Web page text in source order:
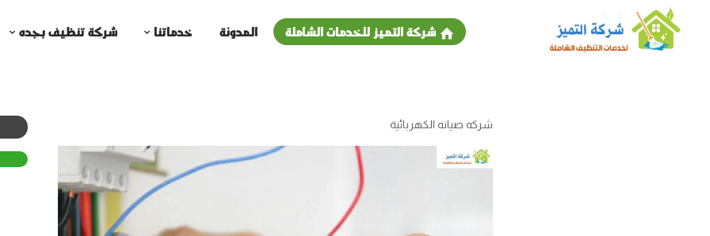
شركة التميز للخدمات الشاملة المدونة خدماتنا شركة تنظيف بجده
شركه صيانه الكهربائية